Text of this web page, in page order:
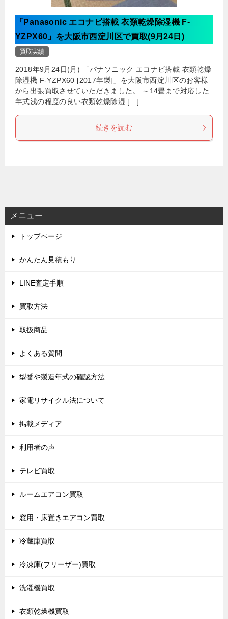
「Panasonic エコナビ搭載 衣類乾燥除湿機 F-
YZPX60」を大阪市西淀川区で買取(9月24日)
買取実績
2018年9月24日(月) 「パナソニック エコナビ搭載 衣類乾燥
除湿機 F-YZPX60 [2017年製]」を大阪市西淀川区のお客様
から出張買取させていただきました。 ～14畳まで対応した
年式浅の程度の良い衣類乾燥除湿 […]
続きを読む
メニュー
トップページ
かんたん見積もり
LINE査定手順
買取方法
取扱商品
よくある質問
型番や製造年式の確認方法
家電リサイクル法について
掲載メディア
利用者の声
テレビ買取
ルームエアコン買取
窓用・床置きエアコン買取
冷蔵庫買取
冷凍庫(フリーザー)買取
洗濯機買取
衣類乾燥機買取